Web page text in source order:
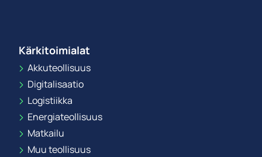
Kärkitoimialat
Akkuteollisuus
Digitalisaatio
Logistiikka
Energiateollisuus
Matkailu
Muu teollisuus